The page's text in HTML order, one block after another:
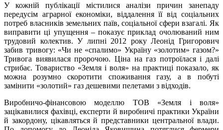
У кожній публікації містилися аналізи причин занепаду
передусім аграрної економіки, віддалення її від соціальних
потреб власників земельних паїв, соціальної сфери взагалі. Як
виправити ці упущення – показує приклад очолюваний ним
трудовий колектив. У липні 2012 року Леонід Григорович
забив тривогу: «Чи не «спалимо» Україну «золотим» газом?»
Тривога виявилася пророчою. Ціна на газ потроїлася і далі
стрибає. Товариство «Земля і воля» на практиці показало, як
можна розумно скоротити споживання газу, а в побуті
замінити «золотий» газ дешевими пелетами з відходів.
Виробничо-фінансовою моделлю ТОВ «Земля і воля»
зацікавилися фахівці, експерти й виробничі практики України
й закордону, цікавляться й представники центральної влади.